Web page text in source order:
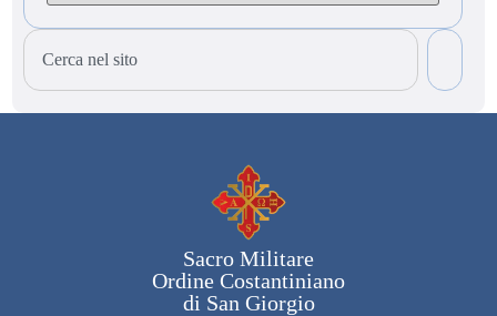
Sacro Militare
Ordine Costantiniano
di San Giorgio